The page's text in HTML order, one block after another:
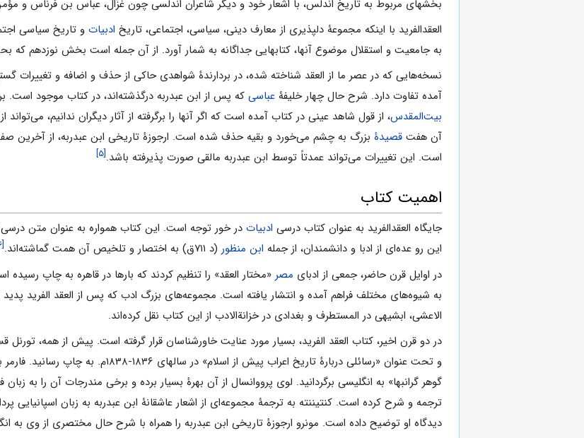
بخشهای مربوط به تاریخ اندلس، با اشعار خود و دیگر شاعران اندلسی چون غزّال، عباس بن فرناس و
العقدالفرید با اینکه مجموعۀ دلپذیری از معارف دینی، سیاسی، اجتماعی، تاریخ ادبیات و تاریخ سیاسی
به جامعیت و استقلال موضوع آنها، کتابهایی جداگانه به شمار آورد. از آن جمله است بخش نوزدهم که
نسخه‌هایی که در عصر ما از العقد شناخته شده، در بردارندۀ شواهدی حاکی از حذف و اضافه و تغییرات
آمده تفاوت دارد. شرح حال چهار خلیفۀ عباسی که پس از ابن عبدربه درگذشته‌اند، در کتاب موجود است.
بیت‌المقدس، از قول شاهد عینی در کتاب آمده است که اگر آنها را برگرفته از آثار دیگران ندانیم،
آن هفت قصیدۀ بزرگ به چشم می‌خورد و بقیه حذف شده است. ارجوزۀ تاریخی ابن عبدربه، از آخرین
است. این تغییرات می‌تواند عمدتاً توسط ابن عبدربه مالقی صورت پذیرفته باشد.[۵]
اهمیت کتاب
جایگاه العقدالفرید به عنوان کتاب درسی ادبیات در خور توجه است. این کتاب همواره به عنوان متن
این رو عده‌ای از ادبا و دانشمندان، از جمله ابن منظور (د ۷۱۱ق) به اختصار و تلخیص آن همت گماشته‌اند. [۶]
در اوایل قرن حاضر، جمعی از ادبای مصر «مختار العقد» را تنظیم کردند که بارها در قاهره به چاپ رسیده
به شیوه‌های مختلف فراهم آمده و انتشار یافته است. مجموعه‌های بزرگ ادب که پس از العقد الفرید
الاعشی، ابشیهی در المستطرف و بغدادی در خزانةالادب از این کتاب نقل کرده‌اند.
در دو قرن اخیر، کتاب العقد الفرید، بسیار مورد عنایت خاورشناسان قرار گرفته است. پیش از همه، تورنل
و تحت عنوان «رسائلی دربارۀ تاریخ
گوهر گرانبها» به انگلیسی برگردانید. لوی پرووانسال از آن بهرۀ بسیار برده و برخی مندرجات آن را به
ترجمه و شرح کرده است. کنتیننته به ترجمۀ مجموعه‌ای از اشعار عاشقانۀ ابن عبدربه به زبان
دیدگاه او توضیح داده است. مونرو ارجوزۀ تاریخی ابن عبدربه را همراه با شرح حال مختصری از وی به